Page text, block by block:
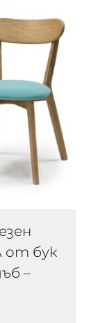
от бук
–